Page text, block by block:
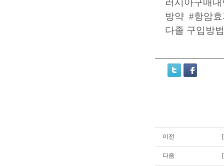
러시아구매대
방약 #항암
다졸 구입방법
이전
다음